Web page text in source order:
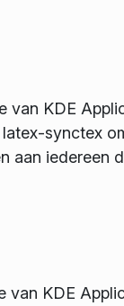
KDE
synctex
aan iedereen
KDE